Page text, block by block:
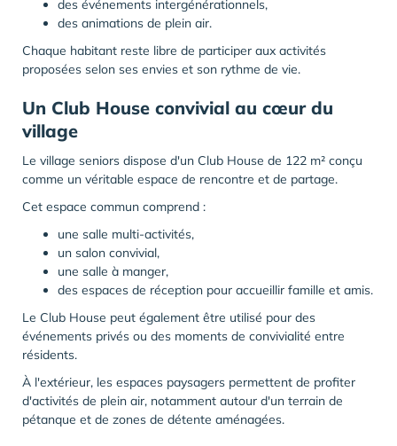
des événements intergénérationnels,
des animations de plein air.
Chaque habitant reste libre de participer aux activités
proposées selon ses envies et son rythme de vie.
Un Club House convivial au cœur du
village
Le village seniors dispose d'un Club House de 122 m² conçu
comme un véritable espace de rencontre et de partage.
Cet espace commun comprend :
une salle multi-activités,
un salon convivial,
une salle à manger,
des espaces de réception pour accueillir famille et amis.
Le Club House peut également être utilisé pour des
événements privés ou des moments de convivialité entre
résidents.
À l'extérieur, les espaces paysagers permettent de profiter
d'activités de plein air, notamment autour d'un terrain de
pétanque et de zones de détente aménagées.